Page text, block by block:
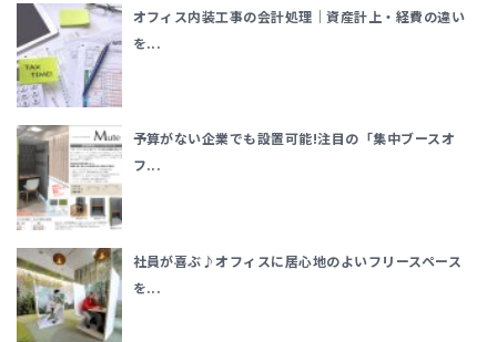
オフィス内装工事の会計処理｜資産計上・経費の違い
を...
予算がない企業でも設置可能!注目の「集中ブースオ
フ...
社員が喜ぶ♪オフィスに居心地のよいフリースペース
を...